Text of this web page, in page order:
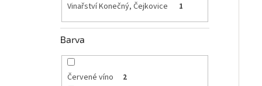
Vinařství Konečný, Čejkovice 1
Barva
Červené víno 2